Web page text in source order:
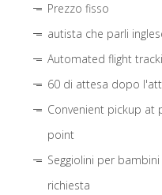
Prezzo fisso
autista che parli
Automated flight
60 di attesa dopo
Convenient pickup at
point
Seggiolini per
richiesta